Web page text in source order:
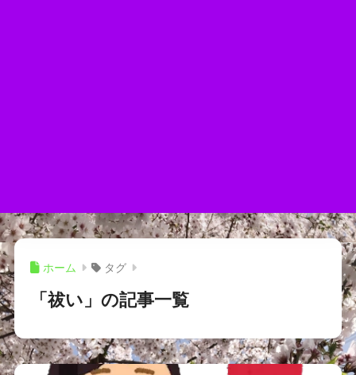
ホーム タグ
「祓い」の記事一覧